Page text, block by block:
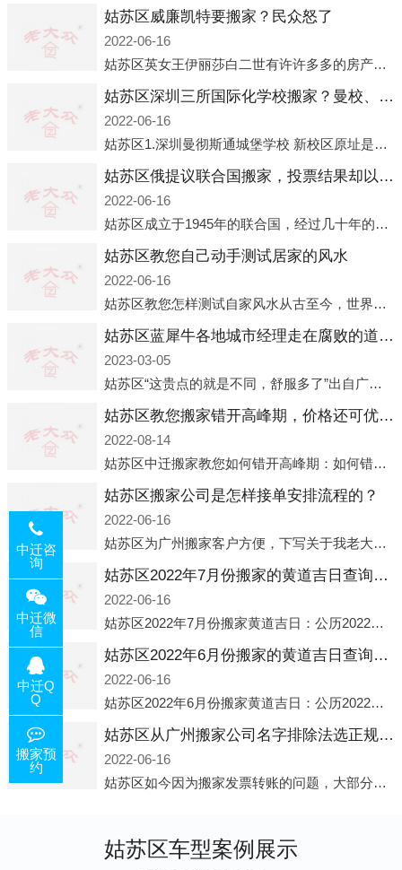
姑苏区威廉凯特要搬家？民众怒了
2022-06-16
姑苏区英女王伊丽莎白二世有许许多多的房产，遍布英国各地。而作为英女王的亲孙子、未来的英国国王，威廉王子自然也能享受到女王的房产。目前，威廉凯特以及三个孩子有两个经常居住的地点，一处是位于伦敦的肯辛顿宫，一处
姑苏区深圳三所国际化学校搬家？曼校、QSI、南山中英文搬走了
2022-06-16
姑苏区1.深圳曼彻斯通城堡学校 新校区原址是蛇口国际据悉，此次曼彻斯通城堡学校搬迁到蛇口新校区的开办与蛇口外籍人员子女学校（蛇口国际）有很大的关联。2021年，太子湾实验部就宣布在2022年正式并入蛇口外籍
姑苏区俄提议联合国搬家，投票结果却以惨败收场
2022-06-16
姑苏区成立于1945年的联合国，经过几十年的发展，如今拥有193个成员国。拥有如此众多会员国的联合国，可以说是世界上最具代表性的国际组织，也是世界上分量最重、有着较高话语权的国际组织。但以美国为首的西方国家
姑苏区教您自己动手测试居家的风水
2022-06-16
姑苏区教您怎样测试自家风水从古至今，世界各地的人们都在研究人在乾坤中的位置以及它们所形成的关系。通过探究季节转换、星象变化，并且在所观测到的自然规律的指导下，人们开始认识到居住在不同住宅中的人，其一生中的财
姑苏区蓝犀牛各地城市经理走在腐败的道路上
2023-03-05
姑苏区“这贵点的就是不同，舒服多了”出自广州运营邓经理的口中。2023年开年刚出来，三个司机（加盟蓝犀牛的个人队伍）便请广州经理去佛山娱乐场所大消费了一次，据知悉一晚消费达一万多，由三人平摊费用，燃鹅这样的
姑苏区教您搬家错开高峰期，价格还可优惠！
2022-08-14
姑苏区中迁搬家教您如何错开高峰期：如何错开高峰期搬家，中迁搬家做了一些电话数据统计和分析，发现市民中午2点左右访问网站的人是最多的，电话咨询是早上9点左右是最多的，预约搬家周六和周日是最多的，网上QQ微
姑苏区搬家公司是怎样接单安排流程的？
2022-06-16
姑苏区为广州搬家客户方便，下写关于我老大众搬家公司接单的流程，九条给搬家朋友参考，了解搬家公司工序，免去搬家时的没有准备好的工作，给您及时快速的搬好家。一．电话咨询：专人接待客户电话咨询，初步了解客户搬 家
姑苏区2022年7月份搬家的黄道吉日查询大全一览表哪天适合搬家好日子
2022-06-16
姑苏区2022年7月份搬家黄道吉日：公历2022年7月6日 农历六月初八 星期三 冲虎(甲寅)公历2022年7月12日 农历六月十四 星期二 冲猴(庚申)公历2022年7月13日 农历六月十五 星期三 冲鸡
姑苏区2022年6月份搬家的黄道吉日查询大全一览表哪天适合搬家好日子
2022-06-16
姑苏区2022年6月份搬家黄道吉日：公历2022年6月1日 农历五月初三 星期三 冲兔(己卯)公历2022年6月4日 农历五月初六 星期六 冲马(壬午)公历2022年6月8日 农历五月初十 星期三 冲狗(丙
姑苏区从广州搬家公司名字排除法选正规公司
2022-06-16
姑苏区如今因为搬家发票转账的问题，大部分搬家公司都已经注册了营业执照，早5年前基本上所谓的搬家公司都是无注册状态也就是无照营业，由于企业注册量大增所以各种企业信息展示平台如雨后春笋般遍地开花，如：天眼查，企
姑苏区车型案例展示
中迁咨
询
中迁微
信
中迁Q
Q
搬家预
约